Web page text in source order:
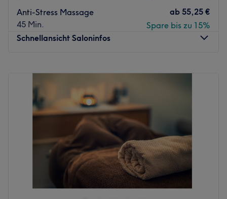
Anti-Stress Massage
45 Min.
ab 55,25 €
Spare bis zu 15%
Schnellansicht Saloninfos
Mittwoch
Donnerstag
Freitag
Sonntag
Geschlossen
Ob eine Aromaölmassage, eine klassische Massage
(Schwedisch) oder eine Sportmassage - bei Kanomassage
in Köln-Altstadt-Nord findest du definitiv pure